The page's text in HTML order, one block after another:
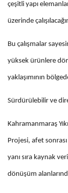
çeşitli yapı
üzerinde
Bu çalışmalar
yüksek ürünlere
yaklaşımının
Sürdürülebilir ve
Kahramanmaraş
Projesi, afet
yanı sıra kaynak
dönüşüm